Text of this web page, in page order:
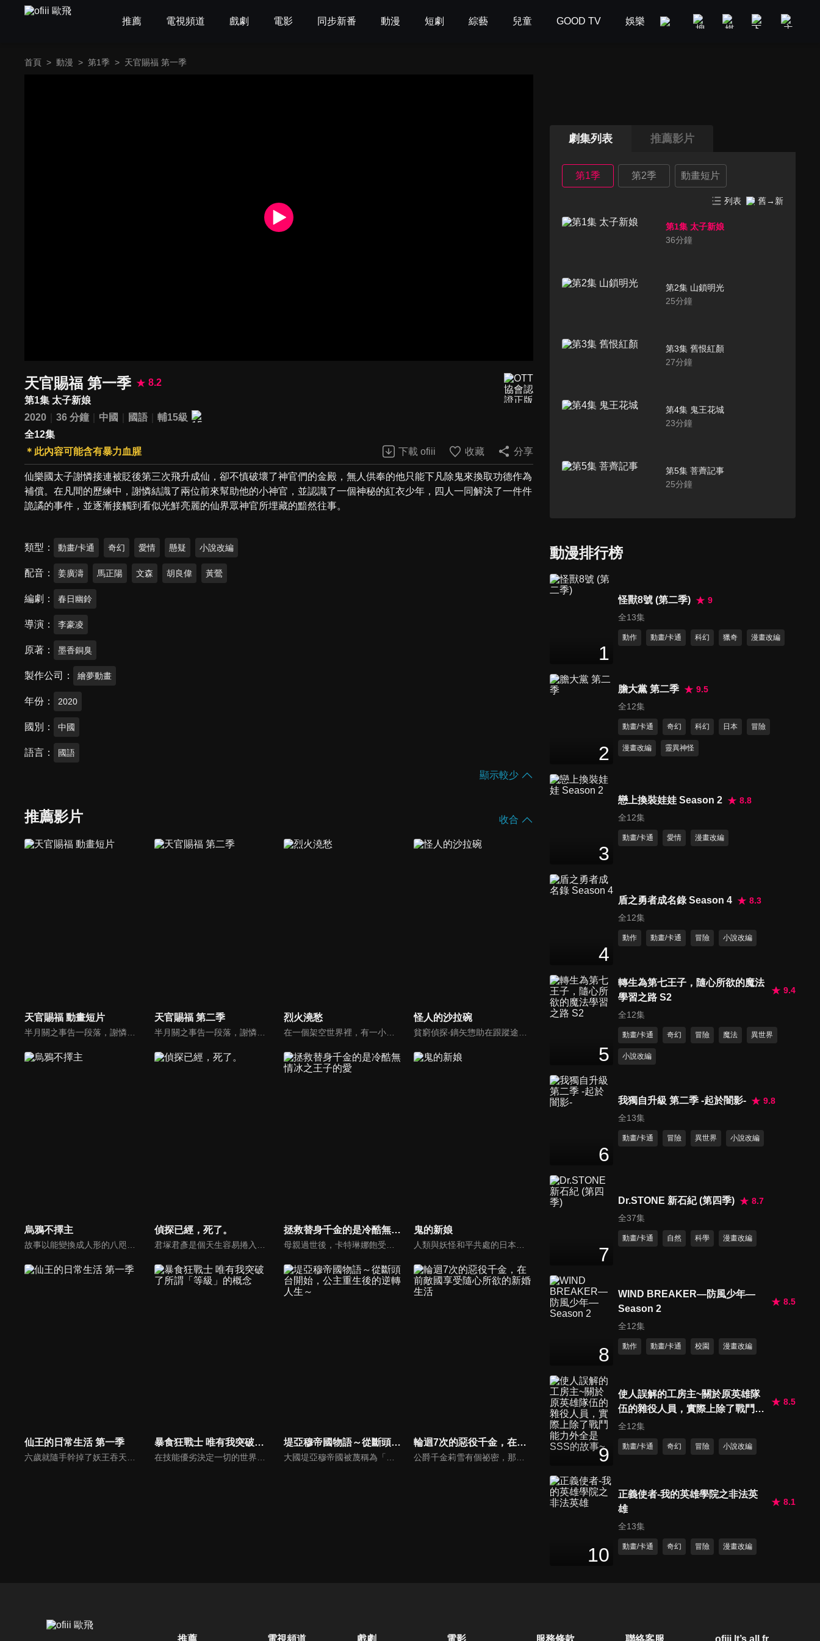
推薦 電視頻道 戲劇 電影 同步新番 動漫 短劇 綜藝 兒童 GOOD TV 娛樂 美食旅遊 新聞政論
首頁 > 動漫 > 第1季 > 天官賜福 第一季
天官賜福 第一季
8.2
第1集 太子新娘
2020
36 分鐘 中國 國語
輔15級
全12集
＊此內容可能含有暴力血腥
下載 ofiii 收藏 分享
仙樂國太子謝憐接連被貶後第三次飛升成仙，卻不慎破壞了神官們的金殿，無人供奉的他只能下凡除鬼來換取功德作為
補償。在凡間的歷練中，謝憐結識了兩位前來幫助他的小神官，並認識了一個神秘的紅衣少年，四人一同解決了一件件
詭譎的事件，並逐漸接觸到看似光鮮亮麗的仙界眾神官所埋藏的黯然往事。
類型 動畫/卡通 奇幻 愛情 懸疑 小說改編
配音 姜廣濤 馬正陽 文森 胡良偉 黃鶯
編劇 春日幽鈴
導演 李豪凌
原著 墨香銅臭
製作公司 繪夢動畫
年份 2020
國別 中國
語言 國語
顯示較少
推薦影片 收合
天官賜福 動畫短片 天官賜福 第二季
半月關之事告一段落，謝憐受神武大帝君吾的傳喚回天庭述職，卻意外得知有神官在鬼市附近施法求救。 而鬼市如今的主人「血雨探花」花城，正是七日前突然辭別的紅衣少年三郎。 此事疑點重重，謝憐自願請命，與風師青玄、東方武神郎千秋一同秘訪鬼市探查真相…。
烈火澆愁 怪人的沙拉碗
烏鴉不擇主 偵探已經，死了。 拯救替身千金的是冷酷無情冰之王子的愛 鬼的新娘
仙王的日常生活 第一季
六歲就隨手幹掉了妖王吞天蛤，作爲一個無所不能的修真奇才，王令得隱藏自己的大能，在一羣平凡的修真學生中活下去。普通人追求的錢財，仙術，法寶，聲名，這個年輕人都不在意。無論豪門千金孫蓉的愛慕，影流頂級殺手的狙殺，父母無間斷的囉嗦，都無法阻止他對乾脆面的追求。
暴食狂戰士 唯有我突破了所謂「等級」的概念
在技能優劣決定一切的世界，被輕蔑為無用之才的少年──斐特被迫過著最底層的生活。斐特持有的技能「暴食」是個只會餓肚子，完全派不上用場的能力。被這個世界最頂端聖騎士一族布雷立庫家盯上的他，每天都過著動不動就被暴力相向，並被推去做雜事的日子。唯一的救贖就是儘管同為聖騎士，然而非但不會瞧不起斐特，還願意與他相處的羅琪希．哈特。
堤亞穆帝國物語～從斷頭台開始，公主重生後的逆轉人生～
大國堤亞穆帝國被蔑稱為「任性皇女」的20歲皇女米雅，因人民革命而被送上斷頭台處刑。原本應該是如此的，醒來時卻發現時空穿越到12歲時！看來這裡是讓我重新來過的世界——放在她枕頭旁的，是遭處刑的她所寫的染血的日記。開始走上第二人生的米雅，決心重建帝國。
輪迴7次的惡役千金，在前敵國享受隨心所欲的新婚生活
公爵千金莉雪有個祕密，那就是「20歲喪命時就會回到5年前廢除婚約的瞬間」。 至今享受了成為商人、藥師、侍女、騎士等各式各樣的人生， 但這回迎來第7次的人生，她下定決心要悠悠哉哉地長命百歲。 正當準備付諸行動時，卻遇到了在上一段人生殺了自己的人，加爾古海因皇國的王太子阿諾德•海因！？而且對方還突然向自己求婚？莉雪將怎麼發揮自己過去所學的專長，實現自己的目標並面對將遇到的困難呢？
劇集列表 推薦影片
第1季 第2季 動畫短片
列表 舊→新
第1集 太子新娘
36分鐘
第2集 山鎖明光
25分鐘
第3集 舊恨紅顏
27分鐘
第4集 鬼王花城
23分鐘
第5集 菩薺記事
25分鐘
第7集 蠍尾蛇影
24分鐘
21分鐘
第11集 沙埋功過
特別篇 拈花夜話
動漫排行榜
1
怪獸8號 (第二季)
9
全13集
動作 動畫/卡通 科幻 獵奇 漫畫改編
2
膽大黨 第二季
9.5
全12集
動畫/卡通 奇幻 科幻 日本 冒險
漫畫改編 靈異神怪
3
戀上換裝娃娃 Season 2
8.8
全12集
動畫/卡通 愛情 漫畫改編
4
盾之勇者成名錄 Season 4
8.3
全12集
動作 動畫/卡通 冒險 小說改編
5
轉生為第七王子，隨心所欲的魔法
學習之路 S2
9.4
全12集
動畫/卡通 奇幻 冒險 魔法 異世界
小說改編
6
我獨自升級 第二季 -起於闇影-
9.8
全13集
動畫/卡通 冒險 異世界 小說改編
7
Dr.STONE 新石紀 (第四季)
8.7
全37集
動畫/卡通 自然 科學 漫畫改編
8
WIND BREAKER—防風少年—
Season 2
8.5
全12集
動作 動畫/卡通 校園 漫畫改編
9
使人誤解的工房主~關於原英雄隊
伍的雜役人員，實際上除了戰鬥能
力外全是SSS的故事~
8.5
全12集
動畫/卡通 奇幻 冒險 小說改編
10
正義使者-我的英雄學院之非法英
雄
8.1
全13集
動畫/卡通 奇幻 冒險 漫畫改編
推薦 電視頻道 戲劇 電影 服務條款 聯絡客服